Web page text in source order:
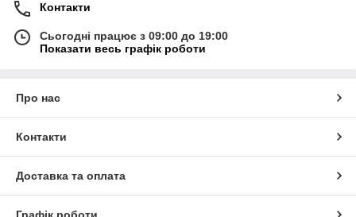
Контакти
Сьогодні працює з 09:00 до 19:00
Показати весь графік роботи
Про нас
Контакти
Доставка та оплата